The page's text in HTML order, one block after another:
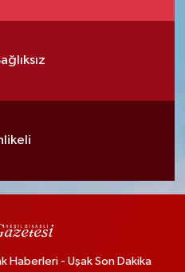
Haberleri - Uşak Son Dakika